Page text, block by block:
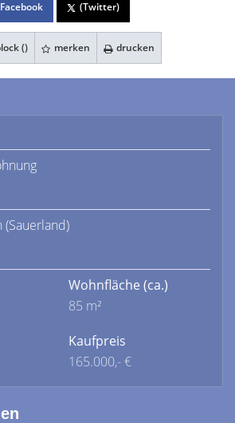
Facebook (Twitter)
() merken drucken
Wohnfläche (ca.)
85 m²
Kaufpreis
165.000,- €